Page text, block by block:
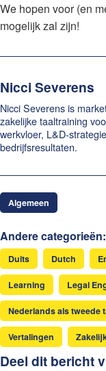
We hopen voor (en
mogelijk zal zijn!
Nicci Severens
Nicci Severens is
zakelijke taaltraining
werkvloer, L&D-
bedrijfsresultaten.
Algemeen
Andere categorieën:
Duits Dutch
Learning Legal
Nederlands als tweede
Vertalingen
Deel dit bericht